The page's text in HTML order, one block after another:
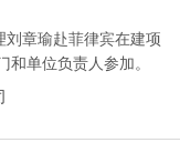
章瑜赴菲律宾在建项
单位负责人参加。